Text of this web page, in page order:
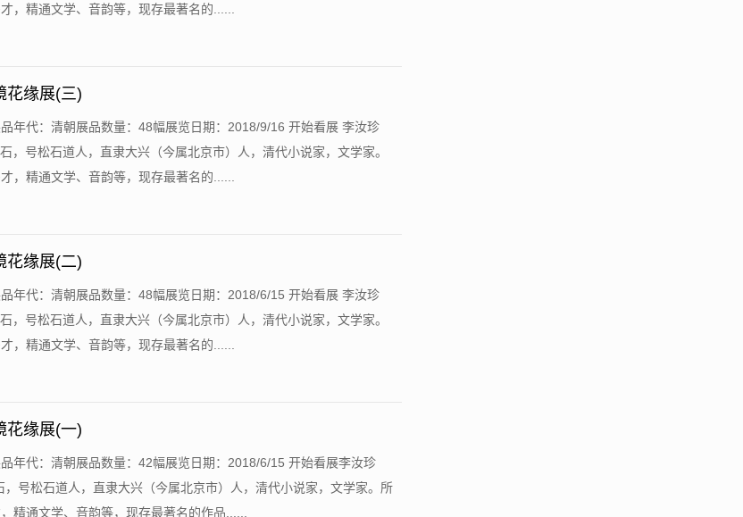
，精通文学、音韵等，现存最著名的......
花缘展(三)
年代：清朝展品数量：48幅展览日期：2018/9/16 开始看展 李汝珍
，号松石道人，直隶大兴（今属北京市）人，清代小说家，文学家。
，精通文学、音韵等，现存最著名的......
花缘展(二)
年代：清朝展品数量：48幅展览日期：2018/6/15 开始看展 李汝珍
，号松石道人，直隶大兴（今属北京市）人，清代小说家，文学家。
，精通文学、音韵等，现存最著名的......
花缘展(一)
年代：清朝展品数量：42幅展览日期：2018/6/15 开始看展李汝珍
，号松石道人，直隶大兴（今属北京市）人，清代小说家，文学家。所
精通文学、音韵等，现存最著名的作品......